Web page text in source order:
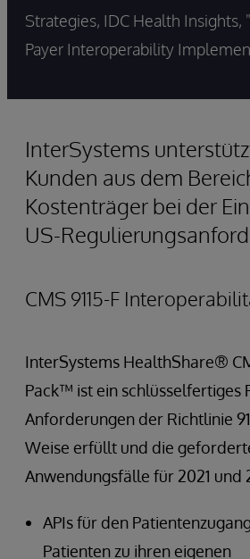
Strategies, IDC Health Insights,
Payer Interoperability
InterSystems
Kunden aus dem
Kostenträger bei der
US-
CMS 9115-F
InterSystems HealthShare®
Pack™ ist ein schlüsselfertiges
Anforderungen der Richtlinie
Weise erfüllt und die
Anwendungsfälle für 2021 und
APIs für den
Patienten zu ihren eigenen